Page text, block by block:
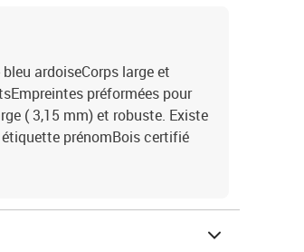
ardoiseCorps large et
préformées pour
( 3,15 mm) et robuste. Existe
prénomBois certifié